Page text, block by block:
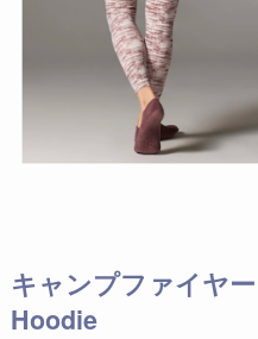
キャンプファイヤ
Hoodie